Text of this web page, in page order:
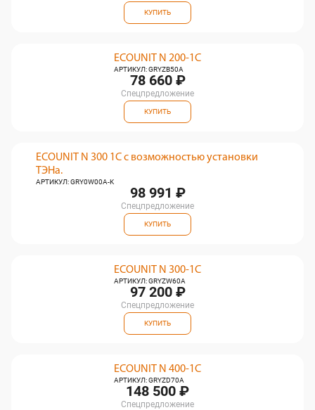
КУПИТЬ
ECOUNIT N 200-1C
АРТИКУЛ: GRYZB50A
78 660 ₽
Спецпредложение
КУПИТЬ
ECOUNIT N 300 1C с возможностью установки
ТЭНа.
АРТИКУЛ: GRY0W00A-K
98 991 ₽
Спецпредложение
КУПИТЬ
ECOUNIT N 300-1C
АРТИКУЛ: GRYZW60A
97 200 ₽
Спецпредложение
КУПИТЬ
ECOUNIT N 400-1C
АРТИКУЛ: GRYZD70A
148 500 ₽
Спецпредложение